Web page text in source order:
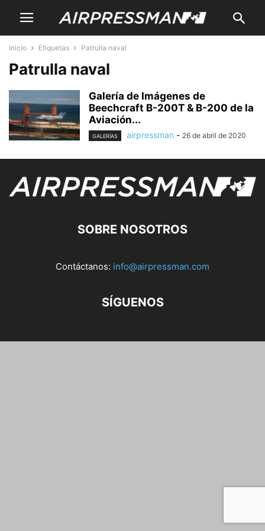
Inicio Etiquetas Patrulla naval
Patrulla naval
Galería de Imágenes de
Beechcraft B-200T & B-200 de la
Aviación...
GALERÍAS airpressman - 26 de abril de 2020
SOBRE NOSOTROS
Contáctanos: info@airpressman.com
SÍGUENOS